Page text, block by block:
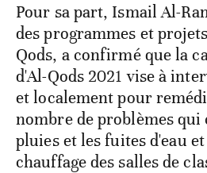
Pour sa part, Ismail Al-
des programmes et
Qods, a confirmé que la
d'Al-Qods 2021 vise à
et localement pour
nombre de problèmes qui
pluies et les fuites d'eau
chauffage des salles de